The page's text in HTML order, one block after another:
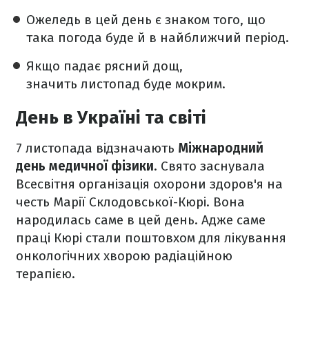
Ожеледь в цей день є знаком того, що
така погода буде й в найближчий період.
Якщо падає рясний дощ,
значить листопад буде мокрим.
День в Україні та світі
7 листопада відзначають Міжнародний
день медичної фізики. Свято заснувала
Всесвітня організація охорони здоров'я на
честь Марії Склодовської-Кюрі. Вона
народилась саме в цей день. Адже саме
праці Кюрі стали поштовхом для лікування
онкологічних хворою радіаційною
терапією.